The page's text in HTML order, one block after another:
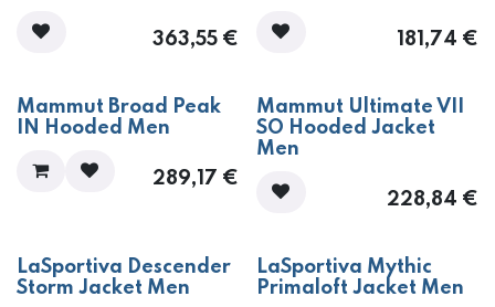
363,55€ 181,74 €
Mammut Broad Peak
IN Hooded Men
289,17 €
Mammut Ultimate VII
SO Hooded Jacket
Men
228,84 €
LaSportiva Descender
Storm Jacket Men
LaSportiva Mythic
Primaloft Jacket Men